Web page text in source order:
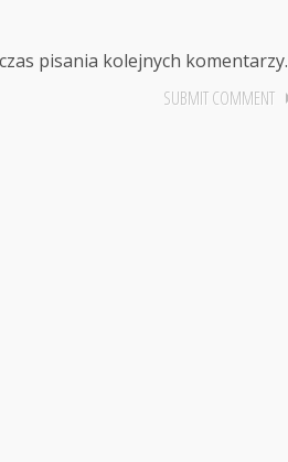
pisania kolejnych komentarzy.